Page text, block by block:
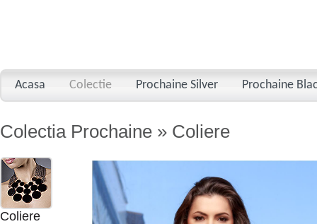
Acasa Colectie Prochaine Silver Prochaine
Colectia Prochaine » Coliere
Coliere